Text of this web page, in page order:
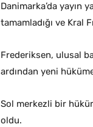
Danimarka’da yayın
tamamladığı ve
Frederiksen, ulusal
ardından yeni
Sol merkezli bir
oldu.